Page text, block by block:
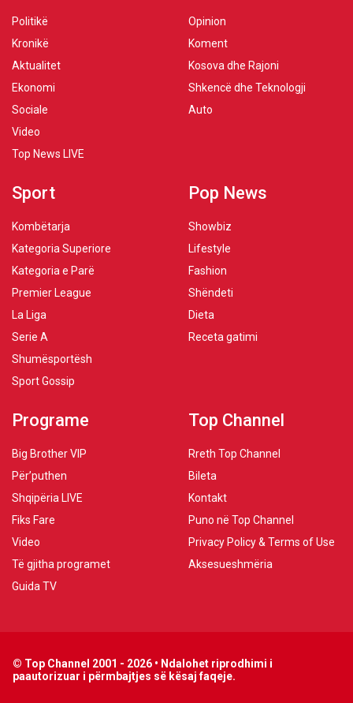
Politikë
Kronikë
Aktualitet
Ekonomi
Sociale
Video
Top News LIVE
Opinion
Koment
Kosova dhe Rajoni
Shkencë dhe Teknologji
Auto
Sport
Kombëtarja
Kategoria Superiore
Kategoria e Parë
Premier League
La Liga
Serie A
Shumësportësh
Sport Gossip
Pop News
Showbiz
Lifestyle
Fashion
Shëndeti
Dieta
Receta gatimi
Programe
Big Brother VIP
Për’puthen
Shqipëria LIVE
Fiks Fare
Video
Të gjitha programet
Guida TV
Top Channel
Rreth Top Channel
Bileta
Kontakt
Puno në Top Channel
Privacy Policy & Terms of Use
Aksesueshmëria
© Top Channel 2001 - 2026 • Ndalohet riprodhimi i
paautorizuar i përmbajtjes së kësaj faqeje.